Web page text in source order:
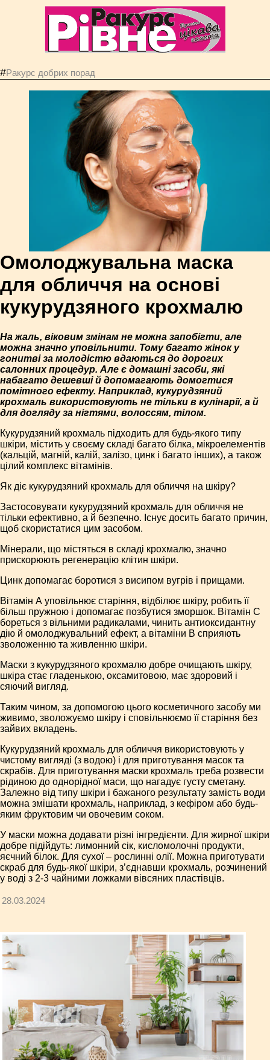
#Ракурс добрих порад
Омолоджувальна маска
для обличчя на основі
кукурудзяного крохмалю
На жаль, віковим змінам не можна запобігти, але
можна значно уповільнити. Тому багато жінок у
гонитві за молодістю вдаються до дорогих
салонних процедур. Але є домашні засоби, які
набагато дешевші й допомагають домогтися
помітного ефекту. Наприклад, кукурудзяний
крохмаль використовують не тільки в кулінарії, а й
для догляду за нігтями, волоссям, тілом.
Кукурудзяний крохмаль підходить для будь-якого типу
шкіри, містить у своєму складі багато білка, мікроелементів
(кальцій, магній, калій, залізо, цинк і багато інших), а також
цілий комплекс вітамінів.
Як діє кукурудзяний крохмаль для обличчя на шкіру?
Застосовувати кукурудзяний крохмаль для обличчя не
тільки ефективно, а й безпечно. Існує досить багато причин,
щоб скористатися цим засобом.
Мінерали, що містяться в складі крохмалю, значно
прискорюють регенерацію клітин шкіри.
Цинк допомагає боротися з висипом вугрів і прищами.
Вітамін А уповільнює старіння, відбілює шкіру, робить її
більш пружною і допомагає позбутися зморшок. Вітамін С
бореться з вільними радикалами, чинить антиоксидантну
дію й омолоджувальний ефект, а вітаміни В сприяють
зволоженню та живленню шкіри.
Маски з кукурудзяного крохмалю добре очищають шкіру,
шкіра стає гладенькою, оксамитовою, має здоровий і
сяючий вигляд.
Таким чином, за допомогою цього косметичного засобу ми
живимо, зволожуємо шкіру і сповільнюємо її старіння без
зайвих вкладень.
Кукурудзяний крохмаль для обличчя використовують у
чистому вигляді (з водою) і для приготування масок та
скрабів. Для приготування маски крохмаль треба розвести
рідиною до однорідної маси, що нагадує густу сметану.
Залежно від типу шкіри і бажаного результату замість води
можна змішати крохмаль, наприклад, з кефіром або будь-
яким фруктовим чи овочевим соком.
У маски можна додавати різні інгредієнти. Для жирної шкіри
добре підійдуть: лимонний сік, кисломолочні продукти,
яєчний білок. Для сухої – рослинні олії. Можна приготувати
скраб для будь-якої шкіри, з’єднавши крохмаль, розчинений
у воді з 2-3 чайними ложками вівсяних пластівців.
28.03.2024